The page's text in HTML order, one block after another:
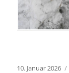
Veröffentlicht
10. Januar 2026